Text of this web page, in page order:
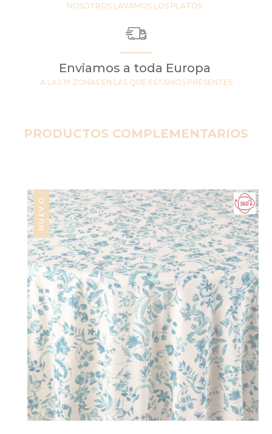
NOSOTROS LAVAMOS LOS PLATOS
Enviamos a toda Europa
A LAS 19 ZONAS EN LAS QUE ESTAMOS PRESENTES
PRODUCTOS COMPLEMENTARIOS
NUEVO